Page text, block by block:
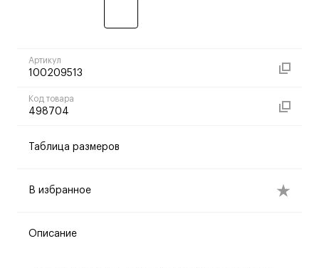
Артикул
100209513
Код товара
498704
Таблица размеров
В избранное
Описание